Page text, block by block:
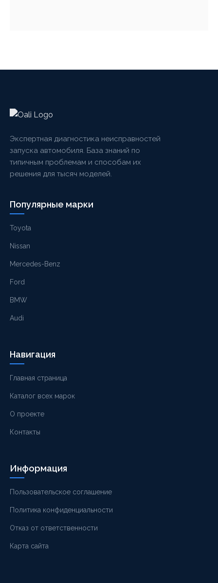
Экспертная диагностика неисправностей
запуска автомобиля. База знаний по
типичным проблемам и способам их
решения для тысяч моделей.
Популярные марки
Toyota
Nissan
Mercedes-Benz
Ford
BMW
Audi
Навигация
Главная страница
Каталог всех марок
О проекте
Контакты
Информация
Пользовательское соглашение
Политика конфиденциальности
Отказ от ответственности
Карта сайта